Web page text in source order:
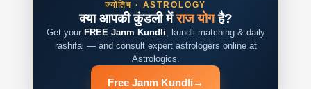
ज्योतिष · ASTROLOGY
क्या आपकी कुंडली मेंराज योगहै?
Get your FREE Janm Kundli, kundli matching & daily
rashifal — and consult expert astrologers online at
Astrologics.
Free Janm Kundli →